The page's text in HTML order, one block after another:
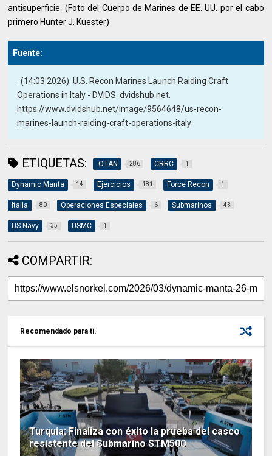
antisuperficie. (Foto del Cuerpo de Marines de EE. UU. por el cabo
primero Hunter J. Kuester)
Fuente:
. (14:03:2026). U.S. Recon Marines Launch Raiding Craft
Operations in Italy - DVIDS. dvidshub.net.
https://www.dvidshub.net/image/9564648/us-recon-
marines-launch-raiding-craft-operations-italy
ETIQUETAS: .OTAN 286 CRRC 1
Dynamic Manta 14 Ejercicios 181 Force Recon 1
Italia 80 Operaciones Especiales 6 Submarinos 43
US Navy 35 USMC 1
COMPARTIR:
Recomendado para ti.
Turquia: Finaliza con éxito la prueba del casco
resistente del Submarino STM500